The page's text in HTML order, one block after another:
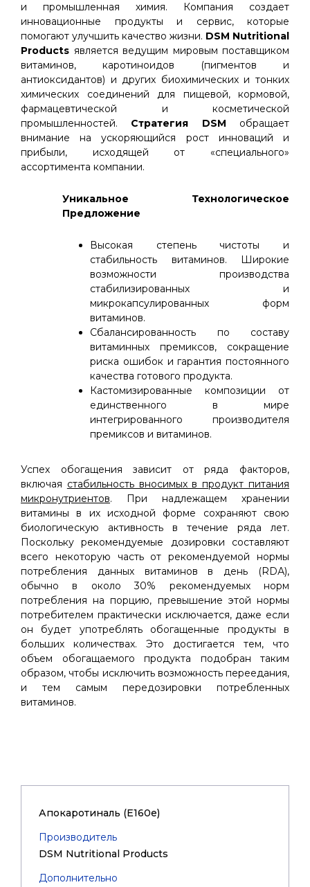
и промышленная химия. Компания создает
инновационные продукты и сервис, которые
помогают улучшить качество жизни. DSM Nutritional
Products является ведущим мировым поставщиком
витаминов, каротиноидов (пигментов и
антиоксидантов) и других биохимических и тонких
химических соединений для пищевой, кормовой,
фармацевтической и косметической
промышленностей. Стратегия DSM обращает
внимание на ускоряющийся рост инноваций и
прибыли, исходящей от «специального»
ассортимента компании.
Уникальное Технологическое
Предложение
Высокая степень чистоты и
стабильность витаминов. Широкие
возможности производства
стабилизированных и
микрокапсулированных форм
витаминов.
Сбалансированность по составу
витаминных премиксов, сокращение
риска ошибок и гарантия постоянного
качества готового продукта.
Кастомизированные композиции от
единственного в мире
интегрированного производителя
премиксов и витаминов.
Успех обогащения зависит от ряда факторов,
включая стабильность вносимых в продукт питания
микронутриентов. При надлежащем хранении
витамины в их исходной форме сохраняют свою
биологическую активность в течение ряда лет.
Поскольку рекомендуемые дозировки составляют
всего некоторую часть от рекомендуемой нормы
потребления данных витаминов в день (RDА),
обычно в около 30% рекомендуемых норм
потребления на порцию, превышение этой нормы
потребителем практически исключается, даже если
он будет употреблять обогащенные продукты в
больших количествах. Это достигается тем, что
объем обогащаемого продукта подобран таким
образом, чтобы исключить возможность переедания,
и тем самым передозировки потребленных
витаминов.
Апокаротиналь (Е160е)
Производитель
DSM Nutritional Products
Дополнительно